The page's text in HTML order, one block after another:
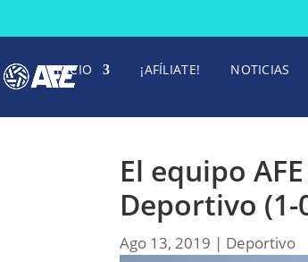
INICIO ¡AFÍLIATE! NOTICIAS
El equipo
Deportivo (1-
Ago 13, 2019 | Deportivo